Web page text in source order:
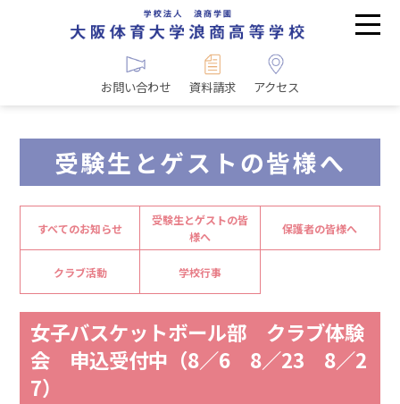
お問い合わせ 資料請求 アクセス
受験生とゲストの皆様へ
すべてのお知らせ
受験生とゲストの皆
様へ
保護者の皆様へ
クラブ活動 学校行事
女子バスケットボール部 クラブ体験
会 申込受付中（8／6 8／23 8／2
7）